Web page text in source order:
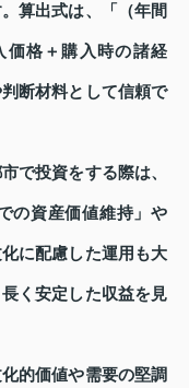
算出式は、「（年間
格＋購入時の諸経
断材料として信頼で
で投資をする際は、
の資産価値維持」や
に配慮した運用も大
く安定した収益を見
的価値や需要の堅調